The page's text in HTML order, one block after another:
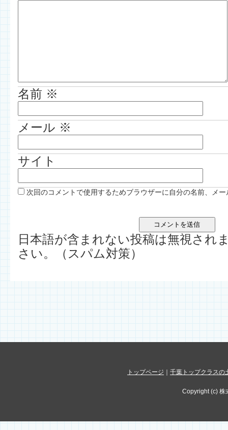
名前 ※
メール ※
サイト
次回のコメントで使用するためブラウザーに自分の名前、メ
日本語が含まれない投稿は無視され
さい。（スパム対策）
トップページ 千葉トップクラスの
Copyright (c) 株